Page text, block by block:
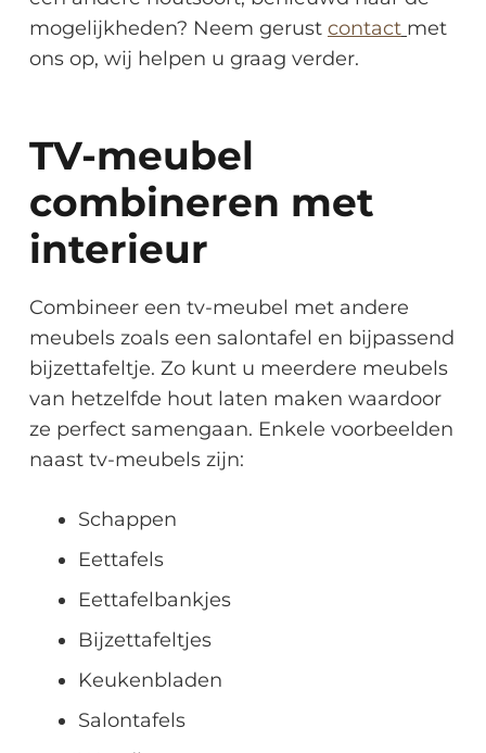
mogelijkheden? Neem gerust contact met
ons op, wij helpen u graag verder.
TV-meubel
combineren met
interieur
Combineer een tv-meubel met andere
meubels zoals een salontafel en bijpassend
bijzettafeltje. Zo kunt u meerdere meubels
van hetzelfde hout laten maken waardoor
ze perfect samengaan. Enkele voorbeelden
naast tv-meubels zijn:
Schappen
Eettafels
Eettafelbankjes
Bijzettafeltjes
Keukenbladen
Salontafels